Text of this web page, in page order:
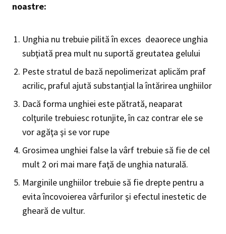
noastre:
Unghia nu trebuie pilită în exces deaorece unghia
subţiată prea mult nu suportă greutatea gelului
Peste stratul de bază nepolimerizat aplicăm praf
acrilic, praful ajută substanţial la întărirea unghiilor
Dacă forma unghiei este pătrată, neaparat
colţurile trebuiesc rotunjite, în caz contrar ele se
vor agăţa şi se vor rupe
Grosimea unghiei false la vârf trebuie să fie de cel
mult 2 ori mai mare faţă de unghia naturală.
Marginile unghiilor trebuie să fie drepte pentru a
evita încovoierea vârfurilor şi efectul inestetic de
gheară de vultur.